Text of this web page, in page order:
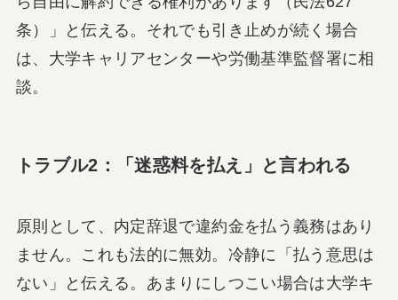
条）」と伝える。それでも引き止めが続く場合
は、大学キャリアセンターや労働基準監督署に相
談。
トラブル2：「迷惑料を払え」と言われる
原則として、内定辞退で違約金を払う義務はあり
ません。これも法的に無効。冷静に「払う意思は
ない」と伝える。あまりにしつこい場合は大学キ